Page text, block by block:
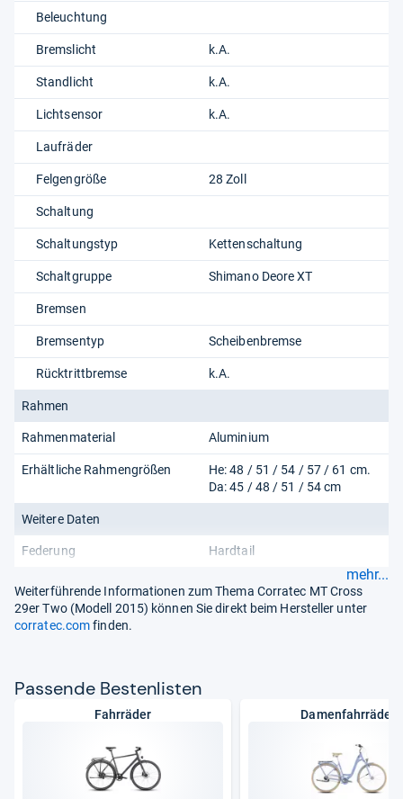
Beleuchtung
Bremslicht k.A.
Standlicht k.A.
Lichtsensor k.A.
Laufräder
Felgengröße 28 Zoll
Schaltung
Schaltungstyp Kettenschaltung
Schaltgruppe Shimano Deore XT
Bremsen
Bremsentyp Scheibenbremse
Rücktrittbremse k.A.
Rahmen
Rahmenmaterial Aluminium
Erhältliche Rahmengrößen
He: 48 / 51 / 54 / 57 / 61 cm.
Da: 45 / 48 / 51 / 54 cm
Weitere Daten
Federung Hardtail
mehr...
Weiterführende Informationen zum Thema Corratec MT Cross
29er Two (Modell 2015) können Sie direkt beim Hersteller unter
corratec.comfinden.
Pas­sende Bes­ten­lis­ten
Fahrräder Damenfahrräder